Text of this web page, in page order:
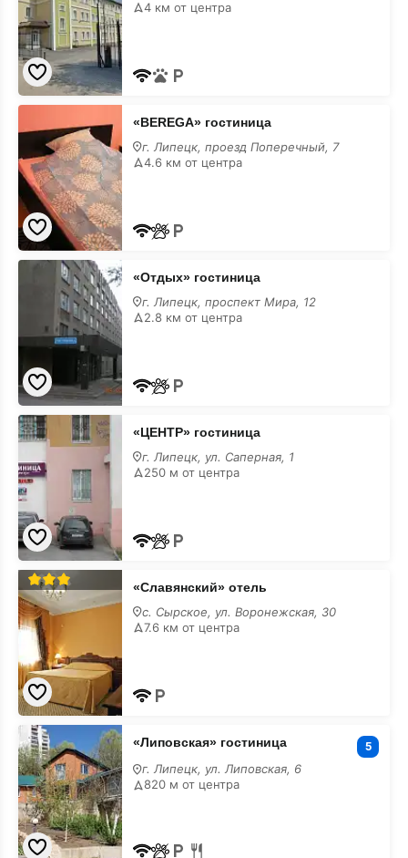
4 км от центра
«BEREGA»
гостиница
«BEREGA» гостиница
г. Липецк, проезд Поперечный, 7
4.6 км от центра
«Отдых»
гостиница
«Отдых» гостиница
г. Липецк, проспект Мира, 12
2.8 км от центра
«ЦЕНТР»
гостиница
«ЦЕНТР» гостиница
г. Липецк, ул. Саперная, 1
250 м от центра
«Славянский»
отель
«Славянский» отель
с. Сырское, ул. Воронежская, 30
7.6 км от центра
«Липовская»
гостиница
«Липовская» гостиница 5
г. Липецк, ул. Липовская, 6
820 м от центра